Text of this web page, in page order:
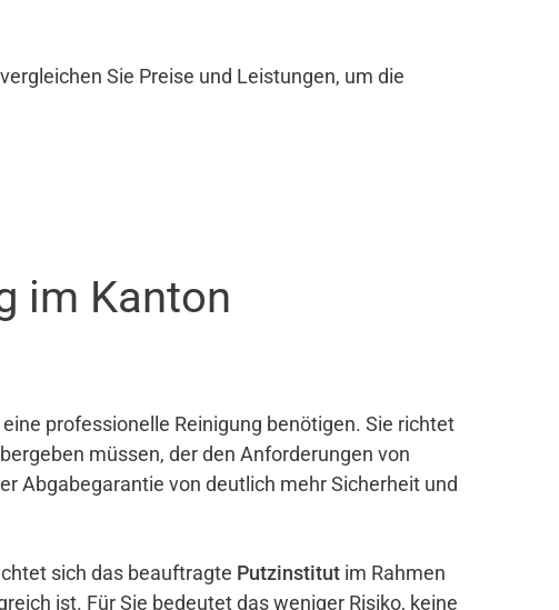
Sie Preise und Leistungen, um die
im Kanton
eine professionelle Reinigung benötigen. Sie richtet
müssen, der den Anforderungen von
Abgabegarantie von deutlich mehr Sicherheit und
sich das beauftragte Putzinstitut im Rahmen
ist. Für Sie bedeutet das weniger Risiko, keine